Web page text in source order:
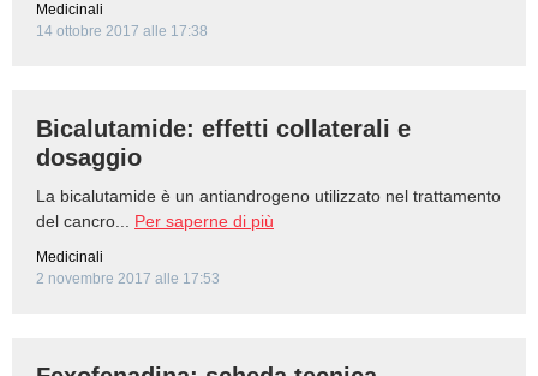
Medicinali
14 ottobre 2017 alle 17:38
Bicalutamide: effetti collaterali e
dosaggio
La bicalutamide è un antiandrogeno utilizzato nel trattamento
del cancro... Per saperne di più
Medicinali
2 novembre 2017 alle 17:53